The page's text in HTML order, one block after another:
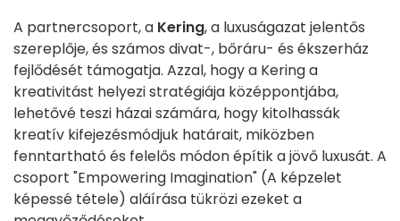
A partnercsoport, a Kering, a luxuságazat jelentős
szereplője, és számos divat-, bőráru- és ékszerház
fejlődését támogatja. Azzal, hogy a Kering a
kreativitást helyezi stratégiája középpontjába,
lehetővé teszi házai számára, hogy kitolhassák
kreatív kifejezésmódjuk határait, miközben
fenntartható és felelős módon építik a jövő luxusát. A
csoport "Empowering Imagination" (A képzelet
képessé tétele) aláírása tükrözi ezeket a